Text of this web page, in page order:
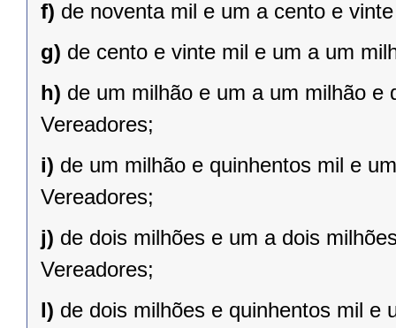
f) de noventa mil e um a cento e
g) de cento e vinte mil e um a um
h) de um milhão e um a um milhão e
Vereadores;
i) de um milhão e quinhentos mil e
Vereadores;
j) de dois milhões e um a dois
Vereadores;
l) de dois milhões e quinhentos mil e